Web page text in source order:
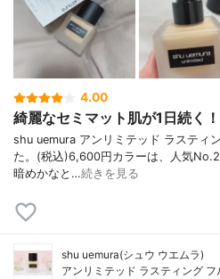
4.00
綺麗なセミマット肌が1日続く！
shu uemura アンリミテッド ラスティ
た。(税込)6,600円カラーは、人気
暗めかなと…続きを見る
shu uemura(シュウ ウエムラ)
アンリミテッド ラスティング フ